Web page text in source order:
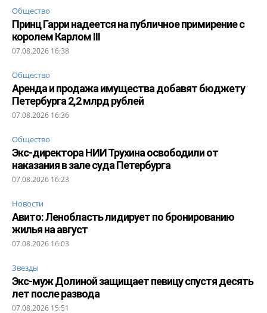
Общество
Принц Гарри надеется на публичное примирение с
королем Карлом III
07.08.2026 16:38
Общество
Аренда и продажа имущества добавят бюджету
Петербурга 2,2 млрд рублей
07.08.2026 16:36
Общество
Экс-директора НИИ Трухина освободили от
наказания в зале суда Петербурга
07.08.2026 16:23
Новости
Авито: Ленобласть лидирует по бронированию
жилья на август
07.08.2026 16:03
Звезды
Экс-муж Долиной защищает певицу спустя десять
лет после развода
07.08.2026 15:51